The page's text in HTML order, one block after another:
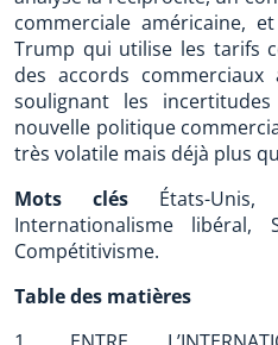
commerciale américaine,
Trump qui utilise les tarifs
des accords
soulignant les
nouvelle politique
très volatile mais déjà plus
Mots clés États-Unis,
Internationalisme libéral,
Compétitivisme.
Table des matières